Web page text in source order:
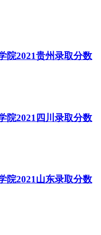
院2021贵州录取分数
院2021四川录取分数
院2021山东录取分数